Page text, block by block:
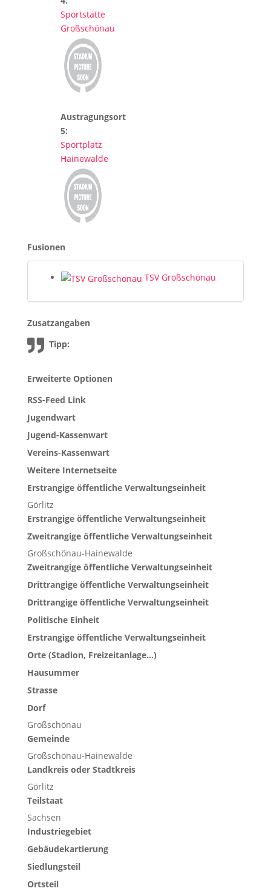
Sportstätte
Großschönau
Austragungsort
5:
Sportplatz
Hainewalde
Fusionen
TSV Großschönau
Zusatzangaben
Tipp:
Erweiterte Optionen
RSS-Feed Link
Jugendwart
Jugend-Kassenwart
Vereins-Kassenwart
Weitere Internetseite
Erstrangige öffentliche Verwaltungseinheit
Görlitz
Erstrangige öffentliche Verwaltungseinheit
Zweitrangige öffentliche Verwaltungseinheit
Großschönau-Hainewalde
Zweitrangige öffentliche Verwaltungseinheit
Drittrangige öffentliche Verwaltungseinheit
Drittrangige öffentliche Verwaltungseinheit
Politische Einheit
Erstrangige öffentliche Verwaltungseinheit
Orte (Stadion, Freizeitanlage...)
Hausummer
Strasse
Dorf
Großschönau
Gemeinde
Großschönau-Hainewalde
Landkreis oder Stadtkreis
Görlitz
Teilstaat
Sachsen
Industriegebiet
Gebäudekartierung
Siedlungsteil
Ortsteil